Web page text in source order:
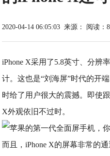
2020-04-14 06:05:03 来源： 阅读：
iPhone X采用了5.8英寸、分辨
计。这也是“刘海屏”时代的开
时给了用户很大的震撼。即使
X外观依旧不过时。
而且，iPhone X的屏幕非常的